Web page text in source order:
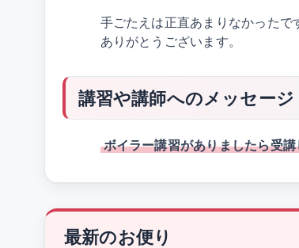
手ごたえは正直あまりなかったで
ありがとうございます。
講習や講師へのメッセージ
ボイラー講習がありましたら受
最新のお便り